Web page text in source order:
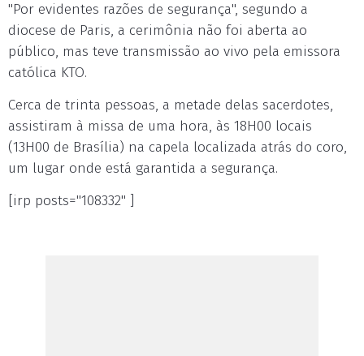
"Por evidentes razões de segurança", segundo a
diocese de Paris, a cerimônia não foi aberta ao
público, mas teve transmissão ao vivo pela emissora
católica KTO.
Cerca de trinta pessoas, a metade delas sacerdotes,
assistiram à missa de uma hora, às 18H00 locais
(13H00 de Brasília) na capela localizada atrás do coro,
um lugar onde está garantida a segurança.
[irp posts="108332" ]